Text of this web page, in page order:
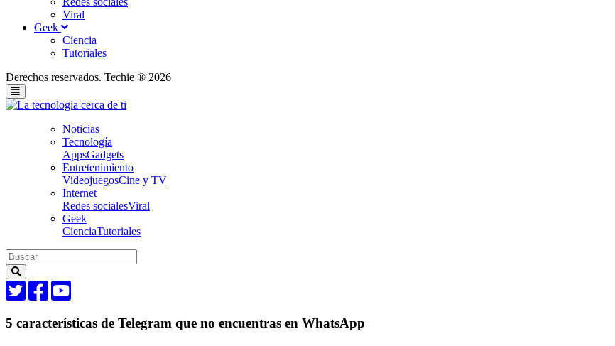
Viral
Geek
Ciencia
Tutoriales
Derechos reservados. Techie ® 2026
Noticias
Tecnología
AppsGadgets
Entretenimiento
VideojuegosCine y TV
Internet
Redes socialesViral
Geek
CienciaTutoriales
5 características de Telegram que no encuentras en WhatsApp